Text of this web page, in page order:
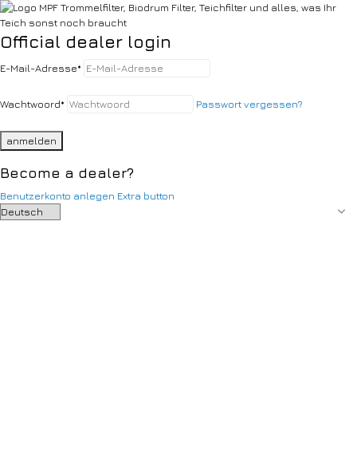
Official dealer login
E-Mail-Adresse*
Wachtwoord* Passwort vergessen?
anmelden
Become a dealer?
Benutzerkonto anlegen Extra button